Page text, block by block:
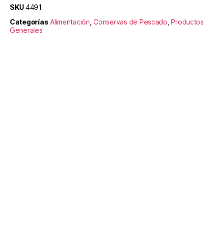
SKU4491
Categorías Alimentación ,Conservas de Pescado ,Productos
Generales